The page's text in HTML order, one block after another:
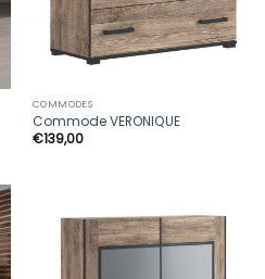
COMMODES
Commode VERONIQUE
€139,00